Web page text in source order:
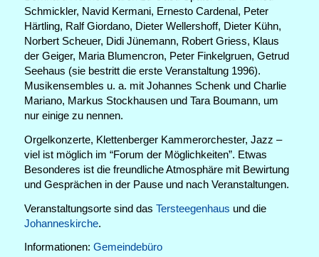
Schmickler, Navid Kermani, Ernesto Cardenal, Peter
Härtling, Ralf Giordano, Dieter Wellershoff, Dieter Kühn,
Norbert Scheuer, Didi Jünemann, Robert Griess, Klaus
der Geiger, Maria Blumencron, Peter Finkelgruen, Getrud
Seehaus (sie bestritt die erste Veranstaltung 1996).
Musikensembles u. a. mit Johannes Schenk und Charlie
Mariano, Markus Stockhausen und Tara Boumann, um
nur einige zu nennen.
Orgelkonzerte, Klettenberger Kammerorchester, Jazz –
viel ist möglich im “Forum der Möglichkeiten”. Etwas
Besonderes ist die freundliche Atmosphäre mit Bewirtung
und Gesprächen in der Pause und nach Veranstaltungen.
Veranstaltungsorte sind das Tersteegenhaus und die
Johanneskirche.
Informationen: Gemeindebüro